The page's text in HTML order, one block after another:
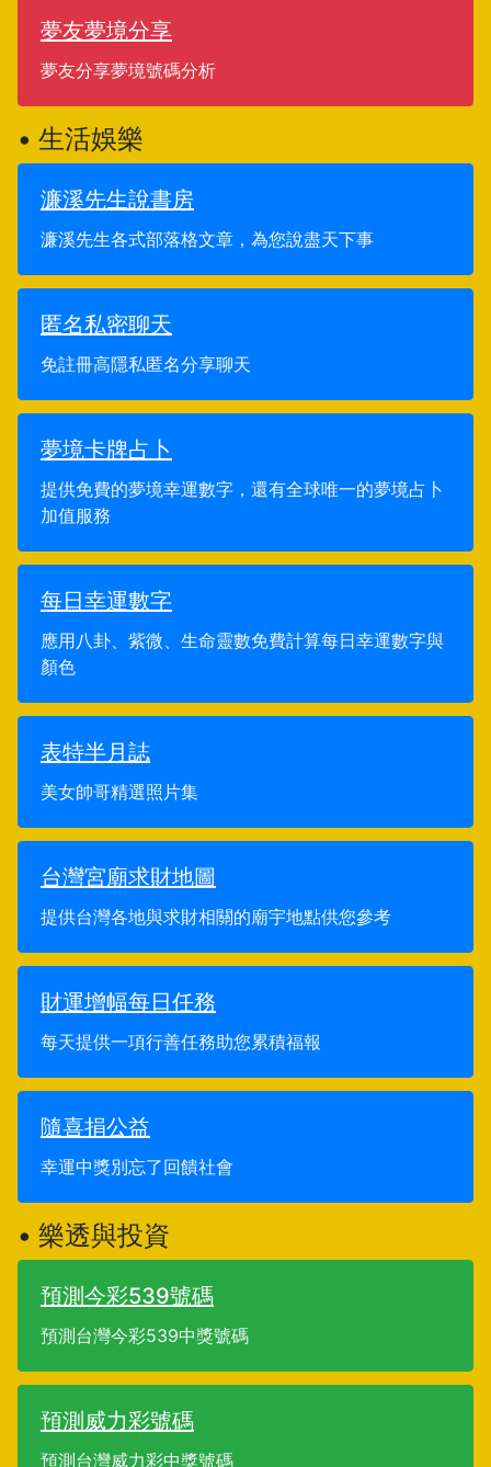
夢友夢境分享
夢友分享夢境號碼分析
• 生活娛樂
濂溪先生說書房
濂溪先生各式部落格文章，為您說盡天下事
匿名私密聊天
免註冊高隱私匿名分享聊天
夢境卡牌占卜
提供免費的夢境幸運數字，還有全球唯一的夢境占卜
加值服務
每日幸運數字
應用八卦、紫微、生命靈數免費計算每日幸運數字與
顏色
表特半月誌
美女帥哥精選照片集
台灣宮廟求財地圖
提供台灣各地與求財相關的廟宇地點供您參考
財運增幅每日任務
每天提供一項行善任務助您累積福報
隨喜捐公益
幸運中獎別忘了回饋社會
• 樂透與投資
預測今彩539號碼
預測台灣今彩539中獎號碼
預測威力彩號碼
預測台灣威力彩中獎號碼